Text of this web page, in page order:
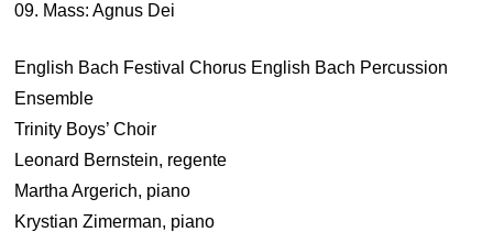
09. Mass: Agnus Dei
English Bach Festival Chorus English Bach Percussion
Ensemble
Trinity Boys’ Choir
Leonard Bernstein, regente
Martha Argerich, piano
Krystian Zimerman, piano